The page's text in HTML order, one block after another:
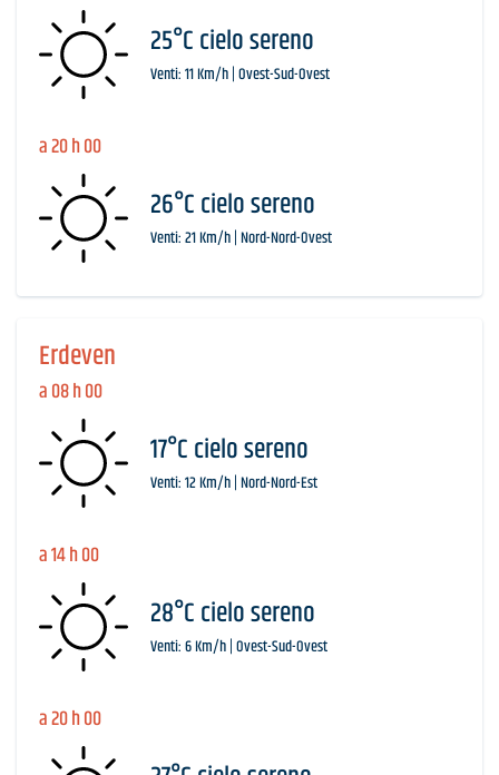
25°C cielo sereno
Venti: 11 Km/h | Ovest-Sud-Ovest
a 20 h 00
26°C cielo sereno
Venti: 21 Km/h | Nord-Nord-Ovest
Erdeven
a 08 h 00
17°C cielo sereno
Venti: 12 Km/h | Nord-Nord-Est
a 14 h 00
28°C cielo sereno
Venti: 6 Km/h | Ovest-Sud-Ovest
a 20 h 00